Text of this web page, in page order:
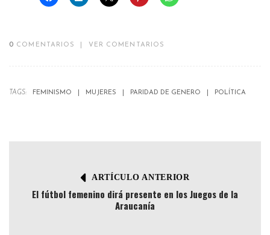
0 COMENTARIOS VER COMENTARIOS
TAGS: FEMINISMO MUJERES PARIDAD DE GENERO POLÍTICA
ARTÍCULO ANTERIOR
El fútbol femenino dirá presente en los Juegos de la
Araucanía